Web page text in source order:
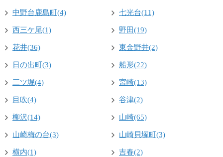
中野台鹿島町(4) 七光台(11)
西三ケ尾(1) 野田(19)
花井(36) 東金野井(2)
日の出町(3) 船形(22)
三ツ堀(4) 宮崎(13)
目吹(4) 谷津(2)
柳沢(14) 山崎(65)
山崎梅の台(3) 山崎貝塚町(3)
横内(1) 吉春(2)